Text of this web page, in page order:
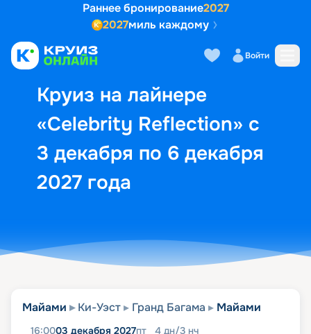
Раннее бронирование2027
2027миль каждому
Войти
Круиз на лайнере
«Celebrity Reflection» с
3 декабря по 6 декабря
2027 года
Выбор кают Маршрут и
Майами Ки-Уэст Гранд Багама Майами
16:0003 декабря 2027пт 4 дн/3 нч